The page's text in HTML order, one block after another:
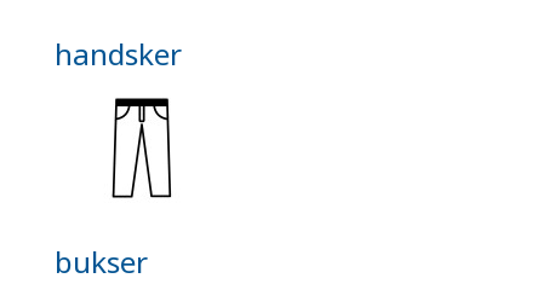
handsker
bukser